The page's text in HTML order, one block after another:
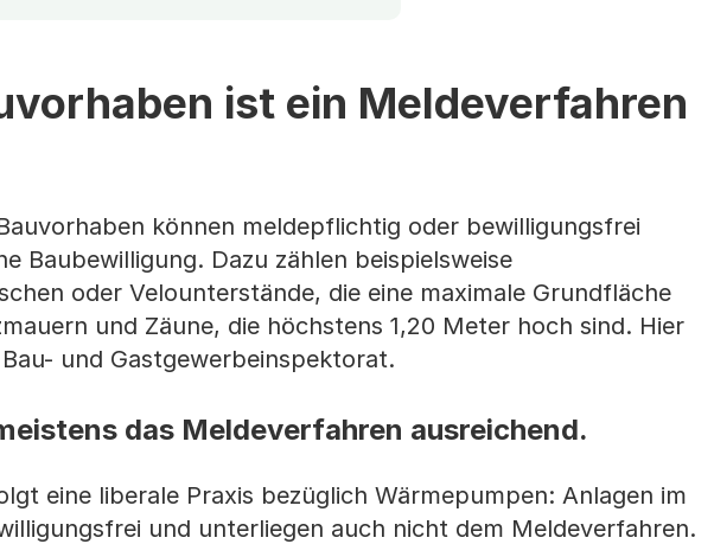
ist ein Meldeverfahren
können meldepflichtig oder bewilligungsfrei
Baubewilligung. Dazu zählen beispielsweise
oder Velounterstände, die eine maximale Grundfläche
und Zäune, die höchstens 1,20 Meter hoch sind. Hier
und Gastgewerbeinspektorat.
das Meldeverfahren ausreichend.
eine liberale Praxis bezüglich Wärmepumpen: Anlagen im
und unterliegen auch nicht dem Meldeverfahren.